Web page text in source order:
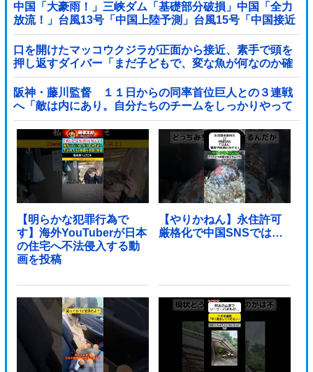
中国「大豪雨！」三峡ダム「基礎部分破損」中国「全力
放流！」台風13号「中国上陸予測」台風15号「中国接近
（画像」中国「台風同時上陸！（穀物生産が壊滅危機」
→
口を開けたマッコウクジラが正面から接近、素手で頭を
押し返すダイバー「まだ子どもで、変な魚が何なのか確
かめてるだけ」【海外の反応】
阪神・藤川監督 １１日からの同率首位巨人との３連戦
へ「敵は内にあり。自分たちのチームをしっかりやって
いく」他
【明らかな犯罪行為で
す】海外YouTuberが日本
の住宅へ不法侵入する動
画を投稿
【やりかねん】永住許可
厳格化で中国SNSでは…